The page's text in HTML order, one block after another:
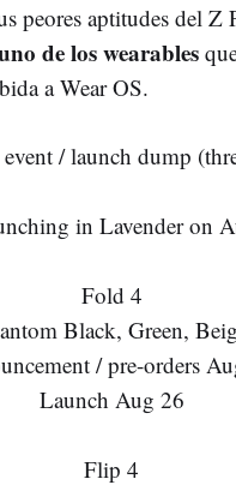
peores aptitudes del
de los wearables
a Wear OS.
/ launch dump
in Lavender on
Fold 4
Black, Green,
/ pre-orders
Launch Aug 26
Flip 4